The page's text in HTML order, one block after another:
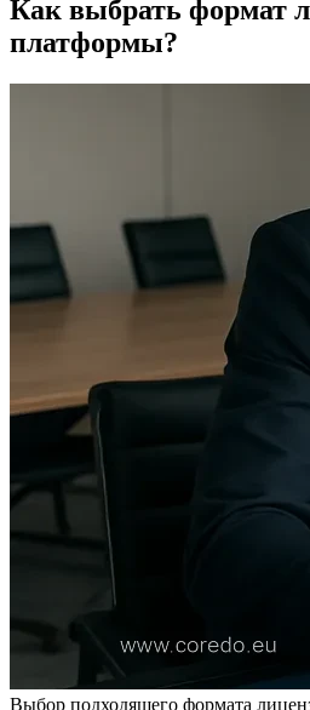
Как выбрать формат
платформы?
Выбор подходящего формата